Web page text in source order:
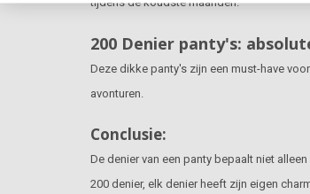
200 Denier panty's:
Deze dikke panty's zijn een must-have
avonturen.
Conclusie:
De denier van een panty bepaalt niet
200 denier, elk denier heeft zijn eigen